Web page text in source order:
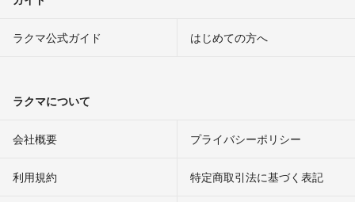
ラクマ公式ガイド はじめての方へ
ラクマについて
会社概要 プライバシーポリシー
利用規約 特定商取引法に基づく表記